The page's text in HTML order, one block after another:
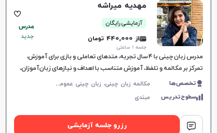
مهدیه میراشه
آزمایشی رایگان
از 440,000 تومان
جلسه ۱ ساعتی
مدرس
جدید
مدرس زبان چینی با ۴ سال تجربه، متدهای تعاملی و بازی برای آموزش،
تمرکز بر مکالمه و تلفظ، آموزش متناسب با اهداف و نیازهای زبان‌آموزان،
فضایی دوستانه و هدفمند.
تخصص‌ها م
کالمه زبان چینی، زبان چینی عمومی، زبان چینی کودکان، زبان چینی تجاری
سطوح‌تدریس مبتدی
رزرو جلسه آزمایشی